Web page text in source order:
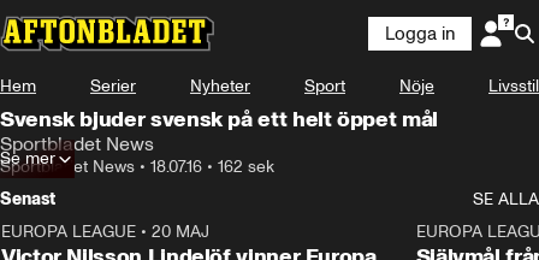
Logga in
Hem Serier Nyheter Sport Nöje Livsstil
Svensk bjuder svensk på ett helt öppet mål
Sportbladet News
Sportbladet News • 18.07.16 • 162 sek
Se mer
Senast
SE ALLA
EUROPA LEAGUE • 20 MAJ EUROPA